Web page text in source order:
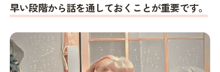
早い段階から話を通しておくことが重要です。